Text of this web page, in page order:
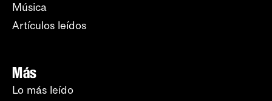
Música
Artículos leídos
Más
Lo más leído